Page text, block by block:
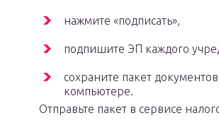
нажмите «подписать»,
подпишите ЭП каждого
сохраните пакет
компьютере.
Отправьте пакет в сервисе